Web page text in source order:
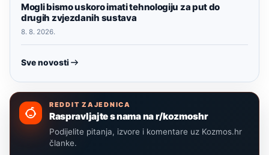
Mogli bismo uskoro imati tehnologiju za put do
drugih zvjezdanih sustava
8. 8. 2026.
Sve novosti
REDDIT ZAJEDNICA
Raspravljajte s nama na r/kozmoshr
Podijelite pitanja, izvore i komentare uz Kozmos.hr
članke.